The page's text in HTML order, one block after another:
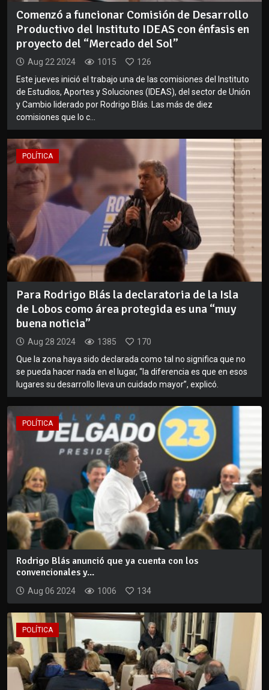
Comenzó a funcionar Comisión de Desarrollo
Productivo del Instituto IDEAS con énfasis en
proyecto del “Mercado del Sol”
Aug 22 2024 1015
126
Este jueves inició el trabajo una de las comisiones del Instituto
de Estudios, Aportes y Soluciones (IDEAS), del sector de Unión
y Cambio liderado por Rodrigo Blás. Las más de diez
comisiones que lo c...
POLÍTICA
Para Rodrigo Blás la declaratoria de la Isla
de Lobos como área protegida es una “muy
buena noticia”
Aug 28 2024 1385
170
Que la zona haya sido declarada como tal no significa que no
se pueda hacer nada en el lugar, “la diferencia es que en esos
lugares su desarrollo lleva un cuidado mayor”, explicó.
POLÍTICA
Rodrigo Blás anunció que ya cuenta con los
convencionales y...
Aug 06 2024 1006 134
POLÍTICA